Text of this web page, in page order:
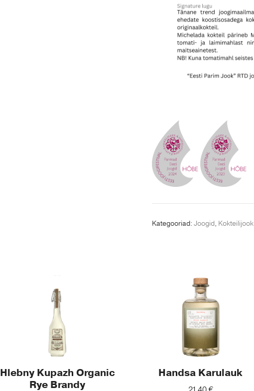
Kategooriad: Joogid, Kokteilijook
Hlebny Kupazh Organic
Rye Brandy
Handsa Karulauk